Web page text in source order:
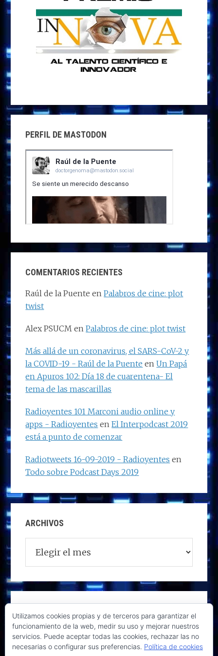
PERFIL DE MASTODON
COMENTARIOS RECIENTES
Raúl de la Puente enPalabros de cine: plot
twist
Alex PSUCM enPalabros de cine: plot twist
Más allá de un coronavirus, el SARS-CoV-2 y
la COVID-19 - Raúl de la Puente enUn Papá
en Apuros 102: Día 18 de cuarentena- El
tema de las mascarillas
Radioyentes 101 Marconi audio online y
apps - Radioyentes enEl Interpodcast 2019
está a punto de comenzar
Radiotweets 16-09-2019 - Radioyentes en
Todo sobre Podcast Days 2019
ARCHIVOS
Utilizamos cookies propias y de terceros para garantizar el
funcionamiento de la web, medir su uso y mejorar nuestros
servicios. Puede aceptar todas las cookies, rechazar las no
necesarias o configurar sus preferencias. Política de cookies